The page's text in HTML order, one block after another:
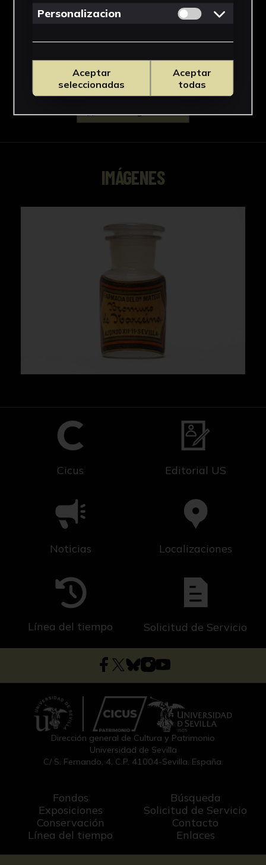
Ver más
Descargar Ficha
IMÁGENES
Cicus Editorial US
Noticias Localizaciones
Línea del tiempo Solicitud de Servicio
Dirección general de Cultura y Patrimonio
Universidad de Sevilla
C/ S. Fernando, 4, C.P. 41004-Sevilla, España.
Fondos
Exposiciones
Conservación
Línea del tiempo
Búsqueda
Solicitud de Servicio
Contacto
Enlaces
Personalizacion Permitir cookies
Aceptar
seleccionadas
Aceptar
todas